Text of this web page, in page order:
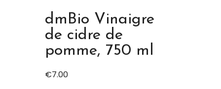
dmBio Vinaigre
de cidre de
pomme, 750 ml
€7.00